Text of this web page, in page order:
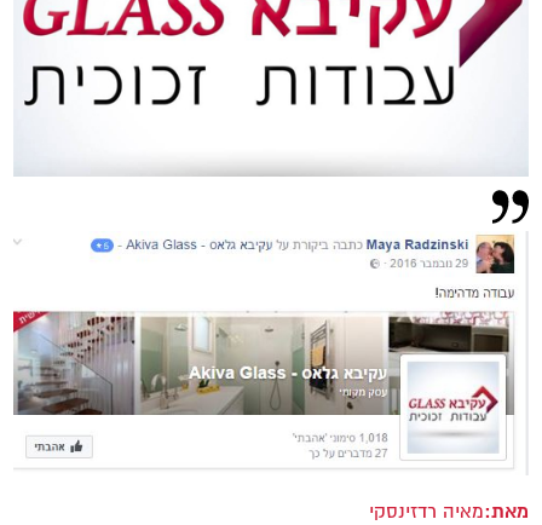
מאת:מאיה רדזינסקי